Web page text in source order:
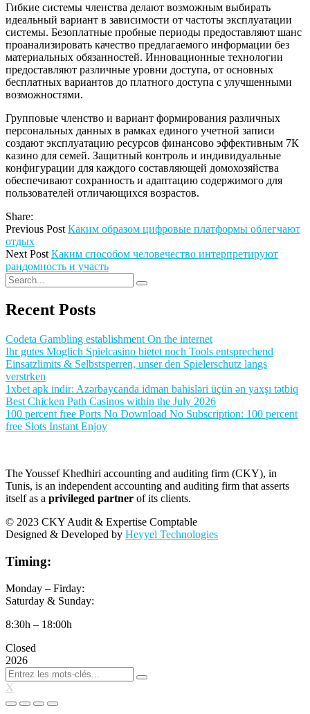
Гибкие системы членства делают возможным выбирать
идеальный вариант в зависимости от частоты эксплуатации
системы. Безоплатные пробные периоды предоставляют шанс
проанализировать качество предлагаемого информации без
материальных обязанностей. Инновационные технологии
предоставляют различные уровни доступа, от основных
бесплатных вариантов до платного доступа с улучшенными
возможностями.
Групповые членство и вариант формирования различных
персональных данных в рамках единого учетной записи
создают эксплуатацию ресурсов финансово эффективным 7К
казино для семей. Защитный контроль и индивидуальные
конфигурации для каждого составляющей домохозяйства
обеспечивают сохранность и адаптацию содержимого для
пользователей отличающихся возрастов.
Share:
Previous Post Каким образом цифровые платформы облегчают
отдых
Next Post Каким способом человечество интерпретируют
рандомность и участь
Recent Posts
Codeta Gambling establishment On the internet
Ihr gutes Moglich Spielcasino bietet noch Tools entsprechend
Einsatzlimits & Selbstsperren, unser den Spielerschutz langs
verstrken
1xbet apk indir: Azərbaycanda idman bahisləri üçün ən yaxşı tətbiq
Best Chicken Path Casinos within the July 2026
100 percent free Ports No Download No Subscription: 100 percent
free Slots Instant Enjoy
The Youssef Khedhiri accounting and auditing firm (CKY), in
Tunis, is an independent accounting and auditing firm that asserts
itself as a privileged partner of its clients.
© 2023 CKY Audit & Expertise Comptable
Designed & Developed by Heyyel Technologies
Timing:
Monday – Firday:
Saturday & Sunday:
8:30h – 18:00h
Closed
2026
X